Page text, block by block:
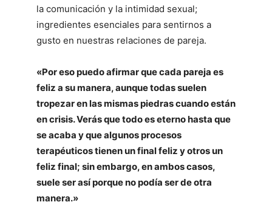
la comunicación y la intimidad sexual;
ingredientes esenciales para sentirnos a
gusto en nuestras relaciones de pareja.
«Por eso puedo afirmar que cada pareja es
feliz a su manera, aunque todas suelen
tropezar en las mismas piedras cuando están
en crisis. Verás que todo es eterno hasta que
se acaba y que algunos procesos
terapéuticos tienen un final feliz y otros un
feliz final; sin embargo, en ambos casos,
suele ser así porque no podía ser de otra
manera.»